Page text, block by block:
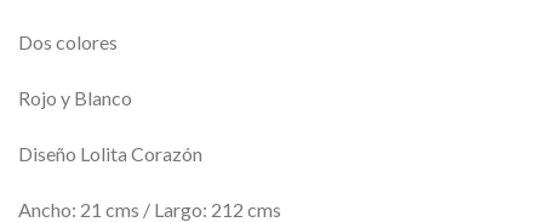
Dos colores
Rojo y Blanco
Diseño Lolita Corazón
Ancho: 21 cms / Largo: 212 cms